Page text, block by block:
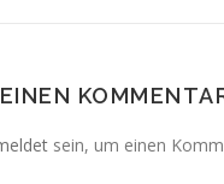
sein, um einen